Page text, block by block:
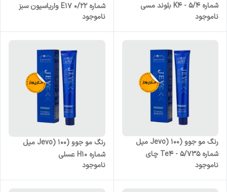
شماره K4 - 5/4 بلوند مسی
روشن
ناموجود
شماره E17 0/22 واریاسیون سبز
ناموجود
رنگ مو جوو (Jevo) 100 میل
شماره Te4 - 5/735 چای
دارچینی
ناموجود
رنگ مو جوو (Jevo) 100 میل
شماره H10 عسلی
ناموجود